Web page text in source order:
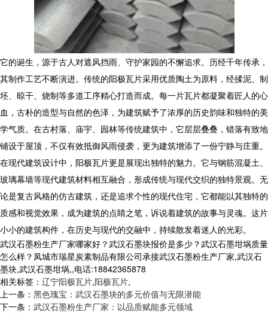
它的诞生，源于古人对遮风挡雨、守护家园的不懈追求。历经千年传承，
其制作工艺不断演进。传统的阳极瓦片采用优质陶土为原料，经揉泥、制
坯、晾干、烧制等多道工序精心打造而成。每一片瓦片都凝聚着匠人的心
血，古朴的造型与自然的色泽，为建筑赋予了浓厚的历史韵味和独特的美
学气质。在古村落、庙宇、园林等传统建筑中，它层层叠叠，错落有致地
铺设于屋顶，不仅有效抵御风雨侵袭，更为建筑增添了一份宁静与庄重。
在现代建筑设计中，阳极瓦片更是展现出独特的魅力。它与钢筋混凝土、
玻璃幕墙等现代建筑材料相互融合，形成传统与现代交织的独特景观。无
论是复古风格的仿古建筑，还是追求个性的现代住宅，它都能以其独特的
质感和视觉效果，成为建筑的点睛之笔，诉说着建筑的故事与灵魂。这片
小小的建筑构件，在历史与现代的交融中，持续散发着迷人的光彩。
武汉石墨粉生产厂家哪家好？武汉石墨块报价是多少？武汉石墨坩埚质量
怎么样？凤城市瑞星炭素制品有限公司承接武汉石墨粉生产厂家,武汉石
墨块,武汉石墨坩埚,,电话:18842365878
相关标签： 辽宁阳极瓦片,阳极瓦片,
上一条： 黑色瑰宝：武汉石墨块的多元价值与无限潜能
下一条： 武汉石墨粉生产厂家：以品质赋能多元领域